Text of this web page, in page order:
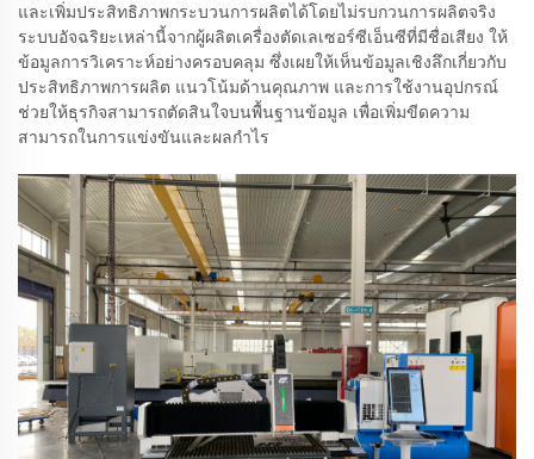
และเพิ่มประสิทธิภาพกระบวนการผลิตได้โดยไม่รบกวนการผลิตจริง
ระบบอัจฉริยะเหล่านี้จากผู้ผลิตเครื่องตัดเลเซอร์ซีเอ็นซีที่มีชื่อเสียง ให้
ข้อมูลการวิเคราะห์อย่างครอบคลุม ซึ่งเผยให้เห็นข้อมูลเชิงลึกเกี่ยวกับ
ประสิทธิภาพการผลิต แนวโน้มด้านคุณภาพ และการใช้งานอุปกรณ์
ช่วยให้ธุรกิจสามารถตัดสินใจบนพื้นฐานข้อมูล เพื่อเพิ่มขีดความ
สามารถในการแข่งขันและผลกำไร